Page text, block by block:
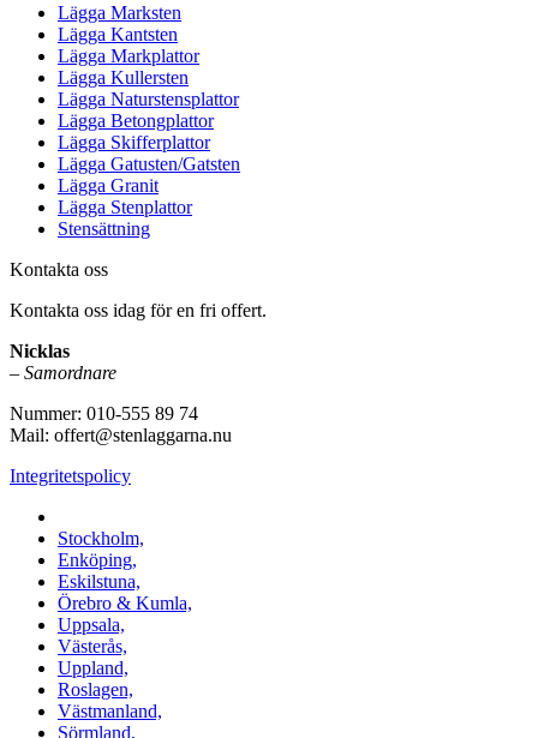
Lägga Marksten
Lägga Kantsten
Lägga Markplattor
Lägga Kullersten
Lägga Naturstensplattor
Lägga Betongplattor
Lägga Skifferplattor
Lägga Gatusten/Gatsten
Lägga Granit
Lägga Stenplattor
Stensättning
Kontakta oss
Kontakta oss idag för en fri offert.
Nicklas
– Samordnare
Nummer: 010-555 89 74
Mail: offert@stenlaggarna.nu
Integritetspolicy
Stockholm,
Enköping,
Eskilstuna,
Örebro & Kumla,
Uppsala,
Västerås,
Uppland,
Roslagen,
Västmanland,
Sörmland,